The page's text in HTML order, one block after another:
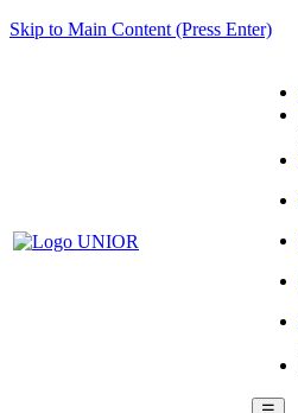
Skip to Main Content (Press Enter)